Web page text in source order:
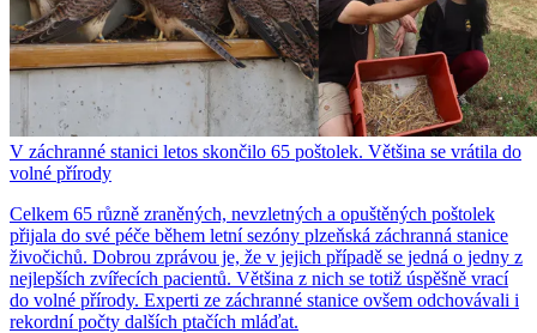
V záchranné stanici letos skončilo 65 poštolek. Většina se vrátila do
volné přírody
Celkem 65 různě zraněných, nevzletných a opuštěných poštolek
přijala do své péče během letní sezóny plzeňská záchranná stanice
živočichů. Dobrou zprávou je, že v jejich případě se jedná o jedny z
nejlepších zvířecích pacientů. Většina z nich se totiž úspěšně vrací
do volné přírody. Experti ze záchranné stanice ovšem odchovávali i
rekordní počty dalších ptačích mláďat.